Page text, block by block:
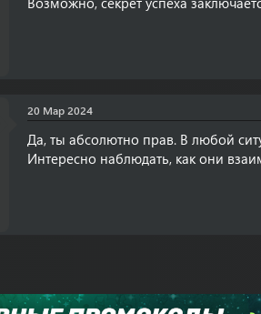
20 Мар 2024
Да, ты абсолютно прав. В любой
Интересно наблюдать, как они